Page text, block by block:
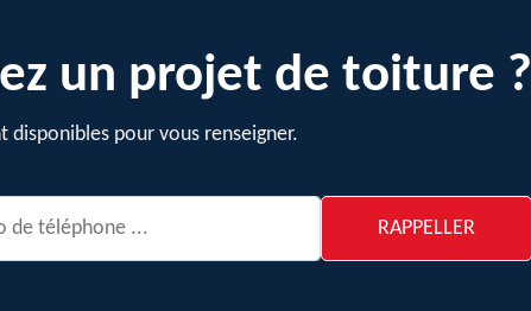
un projet de toiture ?
disponibles pour vous renseigner.